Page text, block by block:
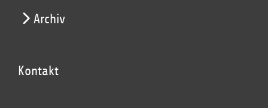
Archiv
Kontakt